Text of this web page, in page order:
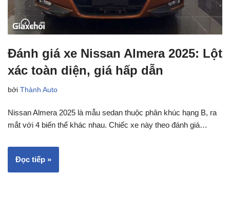
Đánh giá xe Nissan Almera 2025: Lột
xác toàn diện, giá hấp dẫn
bởi Thành Auto
Nissan Almera 2025 là mẫu sedan thuộc phân khúc hạng B, ra
mắt với 4 biến thể khác nhau. Chiếc xe này theo đánh giá…
Đọc tiếp »